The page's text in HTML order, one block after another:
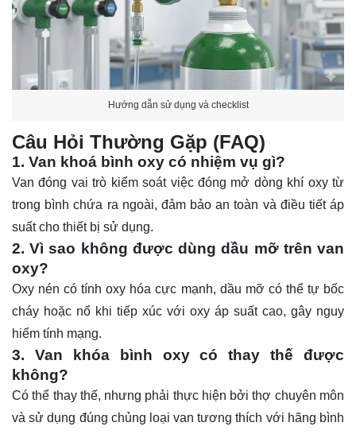
Hướng dẫn sử dụng và checklist
Câu Hỏi Thường Gặp (FAQ)
1. Van khoá bình oxy có nhiệm vụ gì?
Van đóng vai trò kiểm soát việc đóng mở dòng khí oxy từ
trong bình chứa ra ngoài, đảm bảo an toàn và điều tiết áp
suất cho thiết bị sử dụng.
2. Vì sao không được dùng dầu mỡ trên van
oxy?
Oxy nén có tính oxy hóa cực mạnh, dầu mỡ có thể tự bốc
cháy hoặc nổ khi tiếp xúc với oxy áp suất cao, gây nguy
hiểm tính mạng.
3. Van khóa bình oxy có thay thế được
không?
Có thể thay thế, nhưng phải thực hiện bởi thợ chuyên môn
và sử dụng đúng chủng loại van tương thích với hãng bình